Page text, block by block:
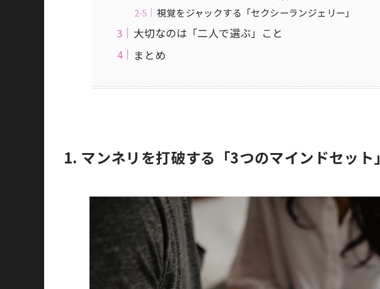
視覚をジャックする「セクシーランジェリー」
大切なのは「二人で選ぶ」こと
まとめ
1. マンネリを打破する「3つのマインドセット」